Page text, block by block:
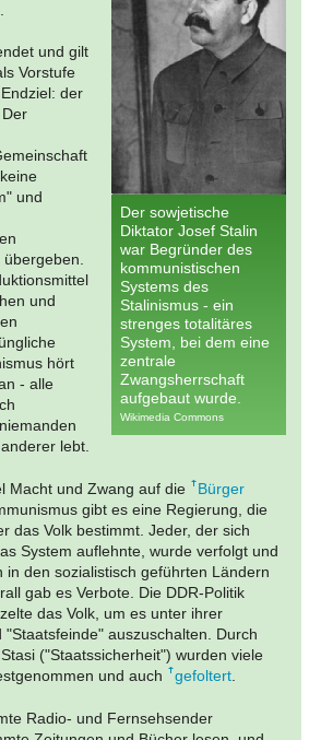
Der sowjetische
Diktator Josef Stalin
war Begründer des
kommunistischen
Systems des
Stalinismus - ein
strenges totalitäres
System, bei dem eine
zentrale
Zwangsherrschaft
aufgebaut wurde.
Wikimedia Commons
und gilt
Vorstufe
der
und
und
hört
- alle
lebt.
Macht und Zwang auf die
Bürger
gibt es eine Regierung, die
das Volk bestimmt. Jeder, der sich
System auflehnte, wurde verfolgt und
in den sozialistisch geführten Ländern
gab es Verbote. Die DDR-Politik
das Volk, um es unter ihrer
auszuschalten. Durch
("Staatssicherheit") wurden viele
und auch
gefoltert.
Radio- und Fernsehsender